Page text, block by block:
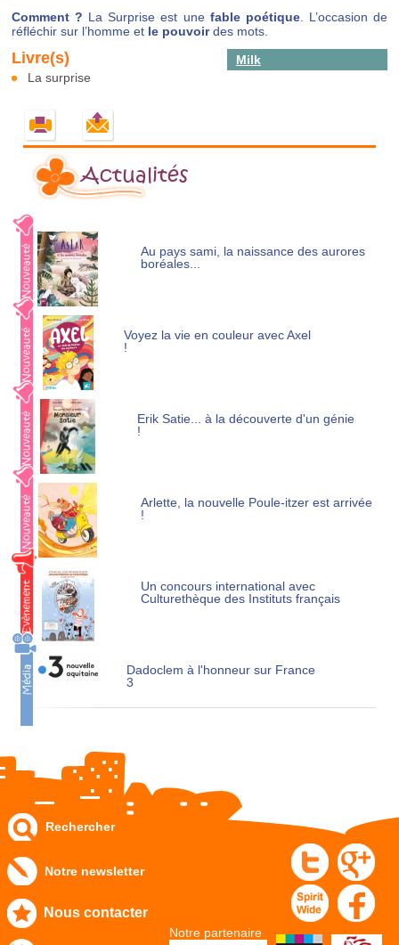
Comment ? La Surprise est une fable poétique. L’occasion de
réfléchir sur l’homme et le pouvoirdes mots.
Milk
La surprise
Actualités
Au pays sami, la naissance des aurores
boréales...
Voyez la vie en couleur avec Axel
!
Erik Satie... à la découverte d'un génie
!
Arlette, la nouvelle Poule-itzer est arrivée
!
Un concours international avec
Culturethèque des Instituts français
Dadoclem à l'honneur sur France
3
Notre newsletter
Nous contacter
Rechercher
Notre partenaire